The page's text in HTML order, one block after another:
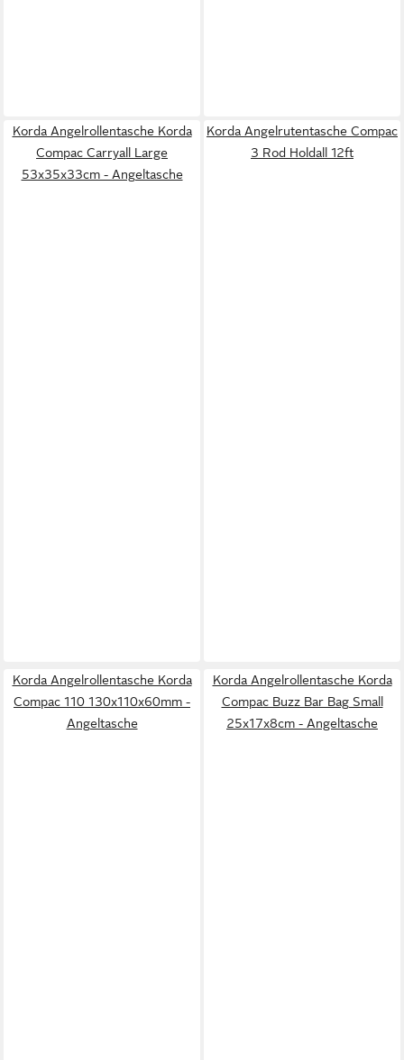
Korda Angelrollentasche Korda
Compac Carryall Large
53x35x33cm - Angeltasche
Korda Angelrutentasche Compac
3 Rod Holdall 12ft
Korda Angelrollentasche Korda
Compac 110 130x110x60mm -
Angeltasche
Korda Angelrollentasche Korda
Compac Buzz Bar Bag Small
25x17x8cm - Angeltasche